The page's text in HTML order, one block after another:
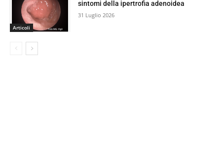
Articoli
sintomi della ipertrofia adenoidea
31 Luglio 2026